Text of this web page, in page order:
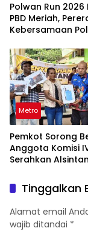
Polwan Run 2026
PBD Meriah,
Kebersamaan
Metro
Pemkot Sorong
Anggota Komisi IV
Serahkan
Tinggalkan
Alamat email
wajib ditandai *